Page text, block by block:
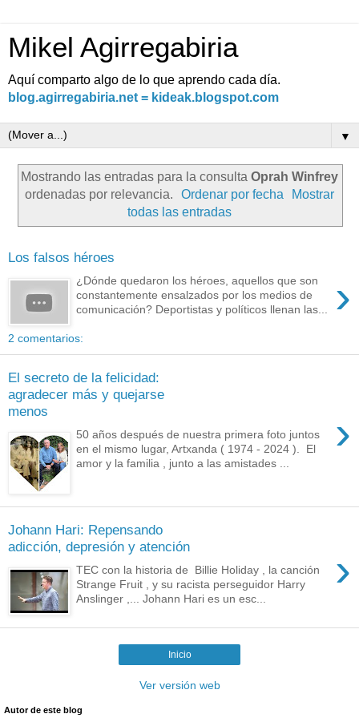
Mikel Agirregabiria
Aquí comparto algo de lo que aprendo cada día.
blog.agirregabiria.net = kideak.blogspot.com
▼
Mostrando las entradas para la consulta Oprah Winfrey
ordenadas por relevancia.
Ordenar por fecha
Mostrar
todas las entradas
Los falsos héroes
›
¿Dónde quedaron los héroes, aquellos que son
constantemente ensalzados por los medios de
comunicación? Deportistas y políticos llenan las...
2 comentarios:
El secreto de la felicidad:
agradecer más y quejarse
menos
›
50 años después de nuestra primera foto juntos
en el mismo lugar, Artxanda ( 1974 - 2024 ). El
amor y la familia , junto a las amistades ...
Johann Hari: Repensando
adicción, depresión y atención
›
TEC con la historia de Billie Holiday , la canción
Strange Fruit , y su racista perseguidor Harry
Anslinger ,... Johann Hari es un esc...
Inicio
Ver versión web
Autor de este blog